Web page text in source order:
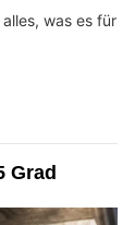
was es für
Grad